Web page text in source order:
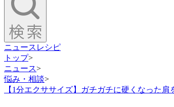
ニュース レシピ
トップ>
ニュース>
悩み・相談>
【1分エクササイズ】ガチガチに硬くなった